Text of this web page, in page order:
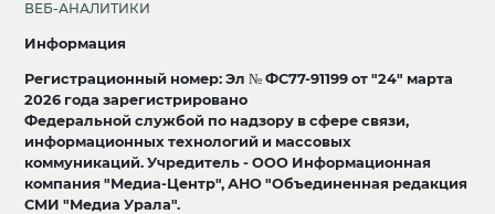
ВЕБ-АНАЛИТИКИ
Информация
Регистрационный номер: Эл № ФС77-91199 от "24" марта
2026 года зарегистрировано
Федеральной службой по надзору в сфере связи,
информационных технологий и массовых
коммуникаций. Учредитель - ООО Информационная
компания "Медиа-Центр", АНО "Объединенная редакция
СМИ "Медиа Урала".